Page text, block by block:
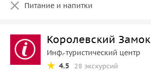
Питание и напитки
Королевский Замок
Инф.-туристический центр
4.5
28 экскурсий